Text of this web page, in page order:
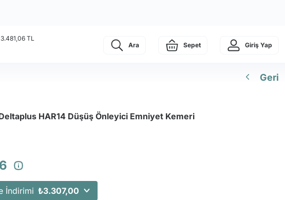
Ara Sepet Giriş Yap
Geri
HAR14 Düşüş Önleyici Emniyet Kemeri
İndirimi ₺3.307,00